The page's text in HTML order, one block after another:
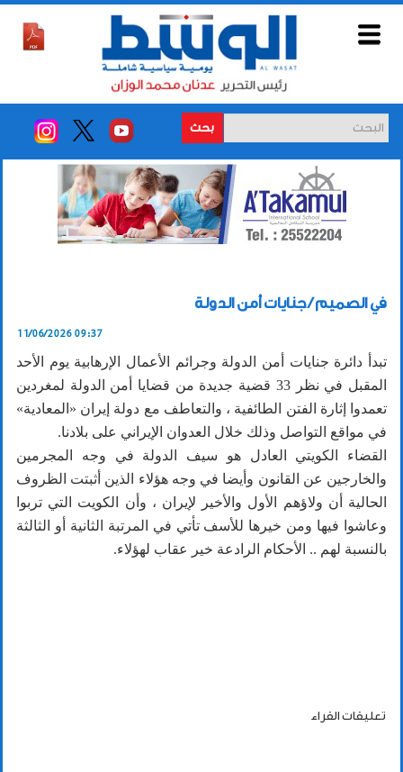
بحث
في الصميم / جنايات أمن الدولة
11/06/2026 09:37
تبدأ دائرة جنايات أمن الدولة وجرائم الأعمال الإرهابية يوم الأحد
المقبل في نظر 33 قضية جديدة من قضايا أمن الدولة لمغردين
تعمدوا إثارة الفتن الطائفية ، والتعاطف مع دولة إيران «المعادية»
في مواقع التواصل وذلك خلال العدوان الإيراني على بلادنا.
القضاء الكويتي العادل هو سيف الدولة في وجه المجرمين
والخارجين عن القانون وأيضا في وجه هؤلاء الذين أثبتت الظروف
الحالية أن ولاؤهم الأول والأخير لإيران ، وأن الكويت التي تربوا
وعاشوا فيها ومن خيرها للأسف تأتي في المرتبة الثانية أو الثالثة
بالنسبة لهم .. الأحكام الرادعة خير عقاب لهؤلاء.
تعليقات القراء